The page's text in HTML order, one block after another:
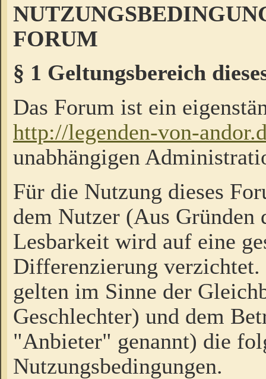
FORUM
§ 1 Geltungsbereich
Das Forum ist ein
http://legenden-von-
unabhängigen
Für die Nutzung dieses
dem Nutzer (Aus Gründen
Lesbarkeit wird auf eine
Differenzierung
gelten im Sinne der
Geschlechter) und dem
"Anbieter" genannt) die
Nutzungsbedingungen.